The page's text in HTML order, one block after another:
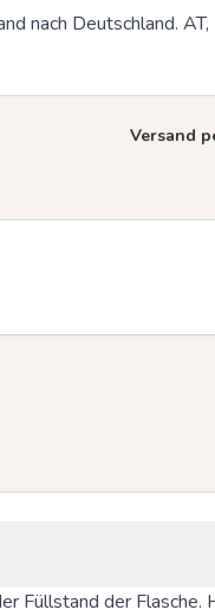
nach Deutschland. AT,
Versand
Füllstand der Flasche.